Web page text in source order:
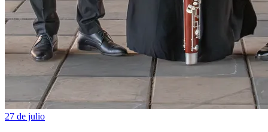
27 de julio